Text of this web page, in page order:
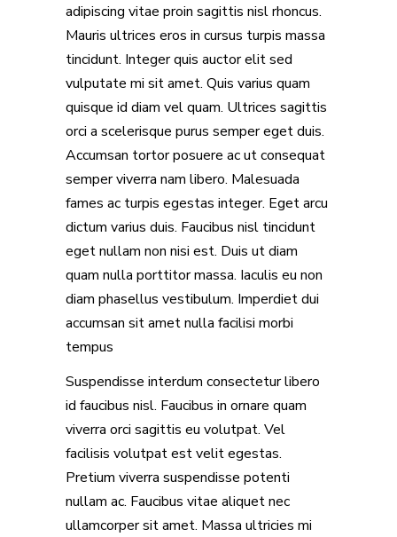
adipiscing vitae proin sagittis nisl rhoncus.
Mauris ultrices eros in cursus turpis massa
tincidunt. Integer quis auctor elit sed
vulputate mi sit amet. Quis varius quam
quisque id diam vel quam. Ultrices sagittis
orci a scelerisque purus semper eget duis.
Accumsan tortor posuere ac ut consequat
semper viverra nam libero. Malesuada
fames ac turpis egestas integer. Eget arcu
dictum varius duis. Faucibus nisl tincidunt
eget nullam non nisi est. Duis ut diam
quam nulla porttitor massa. Iaculis eu non
diam phasellus vestibulum. Imperdiet dui
accumsan sit amet nulla facilisi morbi
tempus
Suspendisse interdum consectetur libero
id faucibus nisl. Faucibus in ornare quam
viverra orci sagittis eu volutpat. Vel
facilisis volutpat est velit egestas.
Pretium viverra suspendisse potenti
nullam ac. Faucibus vitae aliquet nec
ullamcorper sit amet. Massa ultricies mi